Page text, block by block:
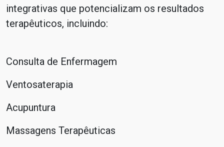
integrativas que potencializam os resultados
terapêuticos, incluindo:
Consulta de Enfermagem
Ventosaterapia
Acupuntura
Massagens Terapêuticas